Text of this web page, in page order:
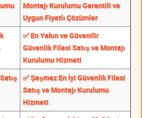
Montajı Kurulumu Garantili ve
Uygun Fiyatlı Çözümler
✅ En Yakın ve Güvenilir
Güvenlik Filesi Satış ve Montajı
Kurulumu Hizmeti
✅ Şaşmaz En İyi Güvenlik Filesi
Satış ve Montajı Kurulumu
Hizmeti